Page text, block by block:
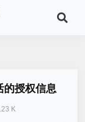
的授权信息
K